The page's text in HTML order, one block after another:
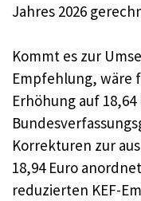
Jahres 2026
Kommt es zur
Empfehlung, wäre
Erhöhung auf
Korrekturen zur
18,94 Euro
reduzierten KEF-